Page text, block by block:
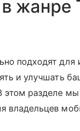
жанре
подходят для
и улучшать
этом разделе
владельцев